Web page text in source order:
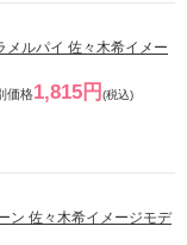
メルパイ 佐々木希イメー
価格1,815円 (税込)
ン 佐々木希イメージモデ